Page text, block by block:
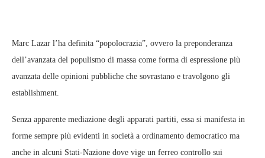
Marc Lazar l’ha definita “popolocrazia”, ovvero la preponderanza
dell’avanzata del populismo di massa come forma di espressione più
avanzata delle opinioni pubbliche che sovrastano e travolgono gli
establishment.
Senza apparente mediazione degli apparati partiti, essa si manifesta in
forme sempre più evidenti in società a ordinamento democratico ma
anche in alcuni Stati-Nazione dove vige un ferreo controllo sui